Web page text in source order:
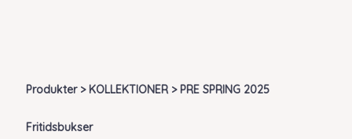
Produkter > KOLLEKTIONER > PRE SPRING 2025
Fritidsbukser